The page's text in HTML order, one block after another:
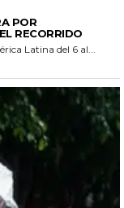
POR
RECORRIDO
Latina del 6 al...